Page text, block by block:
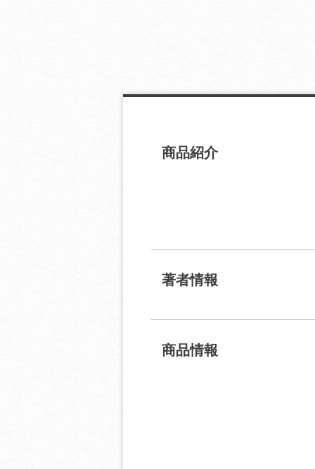
商品紹介
著者情報
商品情報